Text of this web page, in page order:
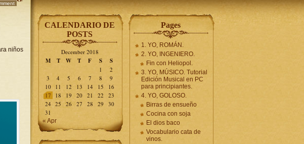
niños
CALENDARIO DE
POSTS
December 2018
M T W T F S S
1
2
3
4 5 6 7 8
9
10 11 12 13 14 15
16
17
18 19 20 21 22
23
24 25 26 27 28 29
30
31
« Apr
Pages
1. YO, ROMÁN.
2. YO, INGENIERO.
Fin con Heliopol.
3. YO, MÚSICO. Tutorial
Edición Musical en PC
para principiantes.
4. YO, GOLOSO.
Birras de ensueño
Cocina con soja
El dios baco
Vocabulario cata de
vinos.